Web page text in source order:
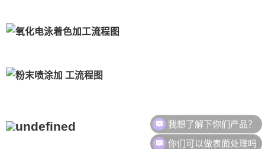
我想了解下你们产品？
你们可以做表面处理吗